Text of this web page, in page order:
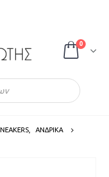
0
ΑΝΔΡΙΚΑ